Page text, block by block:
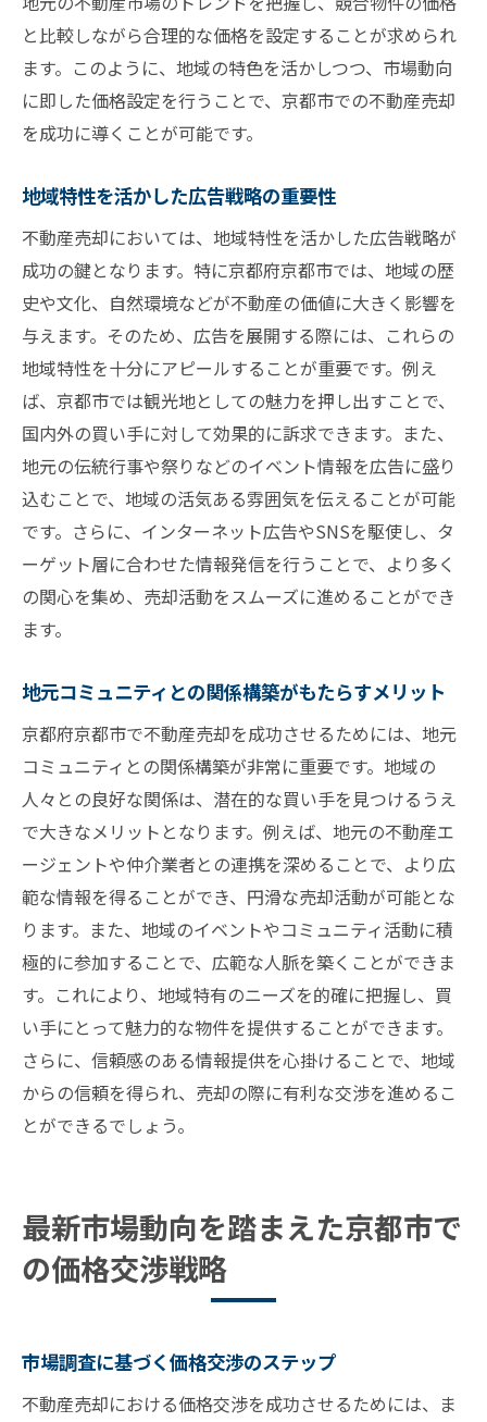
過去の事例を基にした価格設定の基準
地域独特の価格トレンドを研究する
価格設定における柔軟性の重要性
具体的事例が示す市場反応の予測
市場データの効率的な集め方
情報分析がもたらす売却成功率の向上
データドリブンな売却戦略の立案
地域情報を使った差別化戦略
市場情報を活用した価格設定の精度向上
リアルタイムデータの重要性と活用法
と比較しながら合理的な価格を設定することが求められ
ます。このように、地域の特色を活かしつつ、市場動向
に即した価格設定を行うことで、京都市での不動産売却
を成功に導くことが可能です。
地域特性を活かした広告戦略の重要性
不動産売却においては、地域特性を活かした広告戦略が
成功の鍵となります。特に京都府京都市では、地域の歴
史や文化、自然環境などが不動産の価値に大きく影響を
与えます。そのため、広告を展開する際には、これらの
地域特性を十分にアピールすることが重要です。例え
ば、京都市では観光地としての魅力を押し出すことで、
国内外の買い手に対して効果的に訴求できます。また、
地元の伝統行事や祭りなどのイベント情報を広告に盛り
込むことで、地域の活気ある雰囲気を伝えることが可能
です。さらに、インターネット広告やSNSを駆使し、タ
ーゲット層に合わせた情報発信を行うことで、より多く
の関心を集め、売却活動をスムーズに進めることができ
ます。
地元コミュニティとの関係構築がもたらすメリット
京都府京都市で不動産売却を成功させるためには、地元
コミュニティとの関係構築が非常に重要です。地域の
人々との良好な関係は、潜在的な買い手を見つけるうえ
で大きなメリットとなります。例えば、地元の不動産エ
ージェントや仲介業者との連携を深めることで、より広
範な情報を得ることができ、円滑な売却活動が可能とな
ります。また、地域のイベントやコミュニティ活動に積
極的に参加することで、広範な人脈を築くことができま
す。これにより、地域特有のニーズを的確に把握し、買
い手にとって魅力的な物件を提供することができます。
さらに、信頼感のある情報提供を心掛けることで、地域
からの信頼を得られ、売却の際に有利な交渉を進めるこ
とができるでしょう。
最新市場動向を踏まえた京都市で
の価格交渉戦略
市場調査に基づく価格交渉のステップ
不動産売却における価格交渉を成功させるためには、ま